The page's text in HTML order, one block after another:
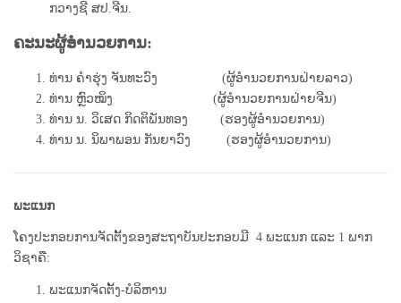
ກວາງຊີ ສປ.ຈີນ.
ຄະນະຜູ້ອໍານວຍການ:
ທ່ານ ຄໍາຮຸ່ງ ຈັນທະວົງ (ຜູ້ອຳນວຍການຝ່າຍລາວ)
ທ່ານ ຫຼົວໝິງ (ຜູ້ອຳນວຍການຝ່າຍຈີນ)
ທ່ານ ນ. ວິເສດ ກິດຕິພັນທອງ (ຮອງຜູ້ອໍານວຍການ)
ທ່ານ ນ. ນິພາພອນ ກັນຍາວົງ (ຮອງຜູ້ອໍານວຍການ)
ພະແນກ
ໂຄງປະກອບການຈັດຕັ້ງຂອງສະຖາບັນປະກອບມີ 4 ພະແນກ ແລະ 1 ພາກ
ວິຊາຄື:
ພະແນກຈັດຕັ້ງ-ບໍລິຫານ